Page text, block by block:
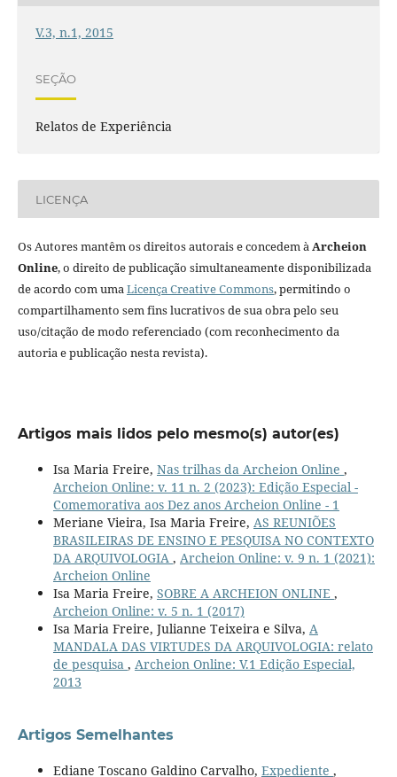
V.3, n.1, 2015
SEÇÃO
Relatos de Experiência
LICENÇA
Os Autores mantêm os direitos autorais e concedem àArcheion
Online, o direito de publicação simultaneamente disponibilizada
de acordo com umaLicença Creative Commons, permitindo o
compartilhamento sem fins lucrativos de sua obra pelo seu
uso/citação de modo referenciado (com reconhecimento da
autoria e publicação nesta revista).
Artigos mais lidos pelo mesmo(s) autor(es)
Isa Maria Freire, Nas trilhas da Archeion Online ,
Archeion Online: v. 11 n. 2 (2023): Edição Especial -
Comemorativa aos Dez anos Archeion Online - 1
Meriane Vieira, Isa Maria Freire, AS REUNIÕES
BRASILEIRAS DE ENSINO E PESQUISA NO CONTEXTO
DA ARQUIVOLOGIA , Archeion Online: v. 9 n. 1 (2021):
Archeion Online
Isa Maria Freire, SOBRE A ARCHEION ONLINE ,
Archeion Online: v. 5 n. 1 (2017)
Isa Maria Freire, Julianne Teixeira e Silva, A
MANDALA DAS VIRTUDES DA ARQUIVOLOGIA: relato
de pesquisa , Archeion Online: V.1 Edição Especial,
2013
Artigos Semelhantes
Ediane Toscano Galdino Carvalho, Expediente ,